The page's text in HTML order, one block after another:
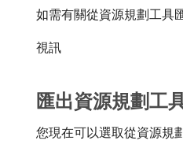
如需有關從資源規劃工具
視訊
匯出資源規劃工
您現在可以選取從資源規